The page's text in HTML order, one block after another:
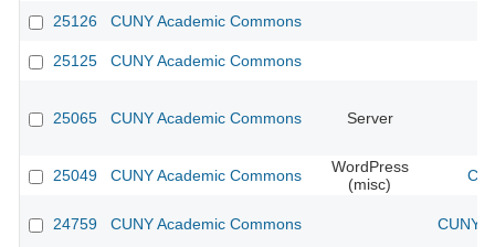
25126 CUNY Academic Commons
25125 CUNY Academic Commons
25065 CUNY Academic Commons Server
25049 CUNY Academic Commons
WordPress
(misc)
24759 CUNY Academic Commons CUNY